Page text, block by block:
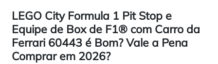
LEGO City Formula 1 Pit Stop e
Equipe de Box de F1® com Carro da
Ferrari 60443 é Bom? Vale a Pena
Comprar em 2026?